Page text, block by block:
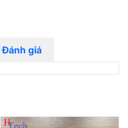
Đánh giá